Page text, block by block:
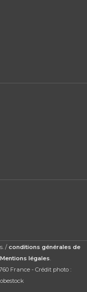
/ conditions générales de
Mentions légales.
France - Crédit photo :